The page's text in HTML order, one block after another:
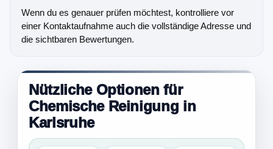
Wenn du es genauer prüfen möchtest, kontrolliere vor
einer Kontaktaufnahme auch die vollständige Adresse und
die sichtbaren Bewertungen.
Nützliche Optionen für
Chemische Reinigung in
Karlsruhe